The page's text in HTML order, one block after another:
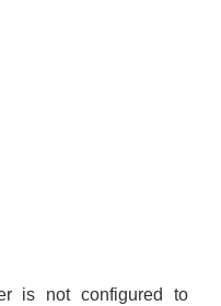
is not configured to